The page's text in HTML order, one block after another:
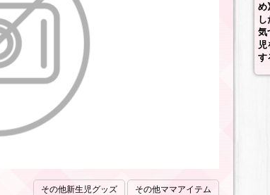
その他新生児グッズ その他ママアイテム
め
気
児
す